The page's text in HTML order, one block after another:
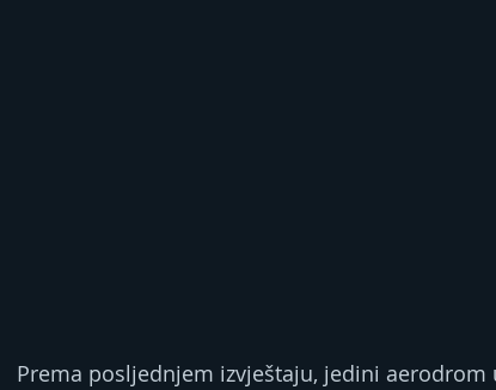
Prema posljednjem izvještaju, jedini